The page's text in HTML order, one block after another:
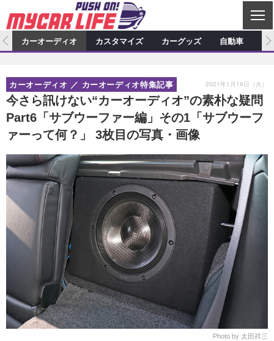
C
L
S
E
カーオーディオ
プロショップ検索 ショップ訪問記
カーオーディオニュース デモカー製作記
その他
カスタマイズ特集記事 カスタマイズ新製品情報
カスタマイズニュース
カーグッズ
カーグッズ特集記事 カーグッズ新製品情報
カーグッズニュース
自動車
スクープ
カーオーディオ カスタマイズ カーグッズ 自動車
今さら訊けない“カーオーディオ”の素朴な疑問
Part6「サブウーファー編」その1「サブウーフ
ァーって何？」 3枚目の写真・画像
カーオーディオ カーオーディオ特集記事 2021年1月19日（火）
Photo by 太田祥三